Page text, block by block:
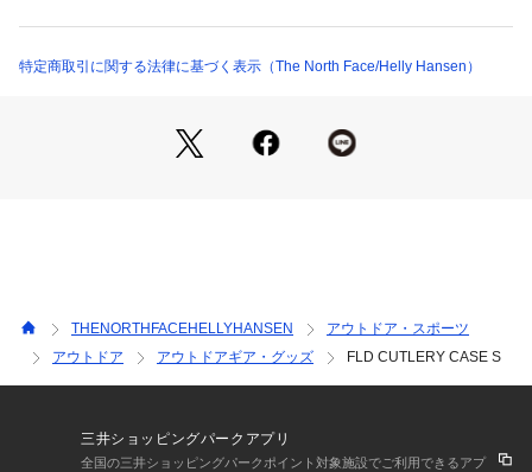
特定商取引に関する法律に基づく表示（The North Face/Helly Hansen）
THENORTHFACEHELLYHANSEN
アウトドア・スポーツ
アウトドア
アウトドアギア・グッズ FLD CUTLERY CASE S
三井ショッピングパークアプリ
全国の三井ショッピングパークポイント対象施設でご利用できるアプ